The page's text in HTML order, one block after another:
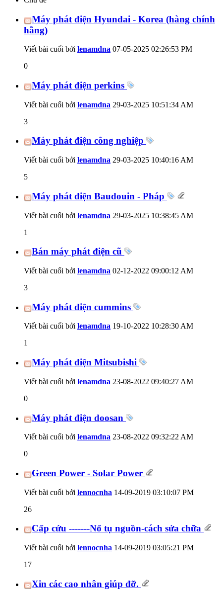
Máy phát điện Hyundai - Korea (hàng chính
hãng)
Viết bài cuối bởi lenamdna 07-05-2025 02:26:53 PM
0
Máy phát điện perkins
Viết bài cuối bởi lenamdna 29-03-2025 10:51:34 AM
3
Máy phát điện công nghiệp
Viết bài cuối bởi lenamdna 29-03-2025 10:40:16 AM
5
Máy phát điện Baudouin - Pháp
Viết bài cuối bởi lenamdna 29-03-2025 10:38:45 AM
1
Bán máy phát điện cũ
Viết bài cuối bởi lenamdna 02-12-2022 09:00:12 AM
3
Máy phát điện cummins
Viết bài cuối bởi lenamdna 19-10-2022 10:28:30 AM
1
Máy phát điện Mitsubishi
Viết bài cuối bởi lenamdna 23-08-2022 09:40:27 AM
0
Máy phát điện doosan
Viết bài cuối bởi lenamdna 23-08-2022 09:32:22 AM
0
Green Power - Solar Power
Viết bài cuối bởi lennocnha 14-09-2019 03:10:07 PM
26
Cấp cứu -------Nổ tụ nguồn-cách sửa chữa
Viết bài cuối bởi lennocnha 14-09-2019 03:05:21 PM
17
Xin các cao nhân giúp đỡ.